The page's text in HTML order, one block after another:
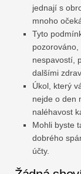
jednají s
mnoho
Tyto
nespavostí,
dalšími
Úkol, který
nejde o den
naléhavost
Mohli byste
dobrého
účty.